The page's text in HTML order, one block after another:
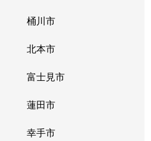
桶川市
北本市
富士見市
蓮田市
幸手市